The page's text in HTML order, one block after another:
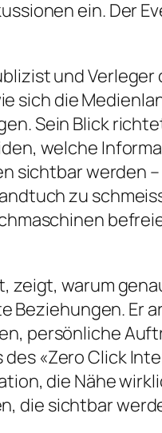
ein. Der
und
sich die
Sein Blick
welche
sichtbar werden
zu
zeigt, warum
Beziehungen. Er
persönliche
«Zero Click
die Nähe
die sichtbar